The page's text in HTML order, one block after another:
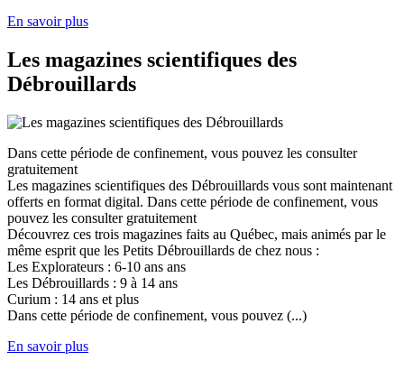
En savoir plus
Les magazines scientifiques des
Débrouillards
Dans cette période de confinement, vous pouvez les consulter
gratuitement
Les magazines scientifiques des Débrouillards vous sont maintenant
offerts en format digital. Dans cette période de confinement, vous
pouvez les consulter gratuitement
Découvrez ces trois magazines faits au Québec, mais animés par le
même esprit que les Petits Débrouillards de chez nous :
Les Explorateurs : 6-10 ans ans
Les Débrouillards : 9 à 14 ans
Curium : 14 ans et plus
Dans cette période de confinement, vous pouvez (...)
En savoir plus